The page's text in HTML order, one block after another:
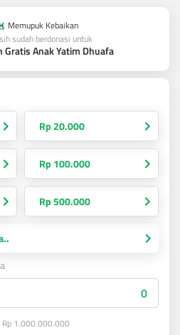
Memupuk Kebaikan
sudah berdonasi untuk
Gratis Anak Yatim Dhuafa
Rp 20.000
Rp 100.000
Rp 500.000
1.000.000.000